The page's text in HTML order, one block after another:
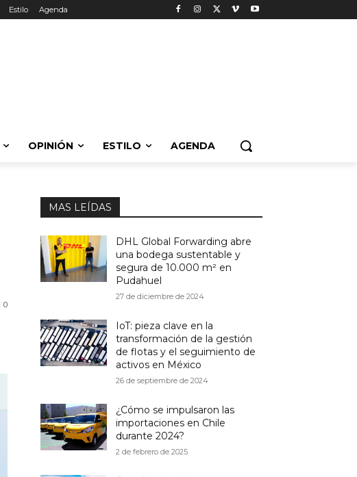
Estilo Agenda
OPINIÓN ESTILO AGENDA
0
MAS LEÍDAS
DHL Global Forwarding abre
una bodega sustentable y
segura de 10.000 m² en
Pudahuel
27 de diciembre de 2024
IoT: pieza clave en la
transformación de la gestión
de flotas y el seguimiento de
activos en México
26 de septiembre de 2024
¿Cómo se impulsaron las
importaciones en Chile
durante 2024?
2 de febrero de 2025